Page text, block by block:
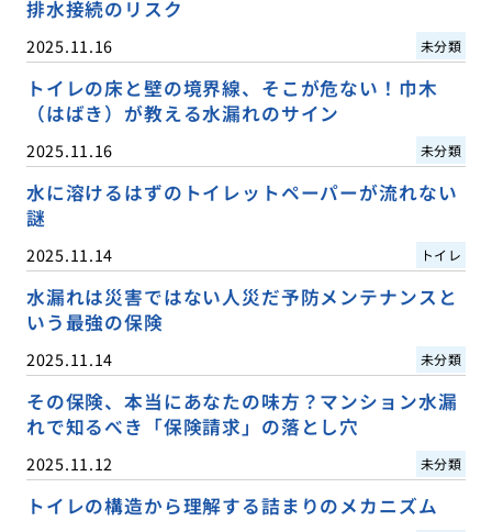
排水接続のリスク
2025.11.16 未分類
トイレの床と壁の境界線、そこが危ない！巾木
（はばき）が教える水漏れのサイン
2025.11.16 未分類
水に溶けるはずのトイレットペーパーが流れない
謎
2025.11.14 トイレ
水漏れは災害ではない人災だ予防メンテナンスと
いう最強の保険
2025.11.14 未分類
その保険、本当にあなたの味方？マンション水漏
れで知るべき「保険請求」の落とし穴
2025.11.12 未分類
トイレの構造から理解する詰まりのメカニズム